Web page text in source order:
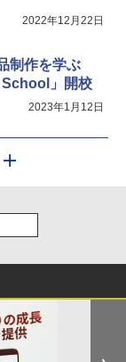
2022年12月22日
制作を学ぶ
」開校
2023年1月12日